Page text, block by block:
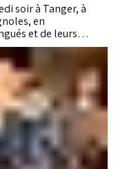
soir à Tanger, à
en
et de leurs
du dialogue et du
Cette
remarquables
plusieurs
significative au
entre le
des
amis.